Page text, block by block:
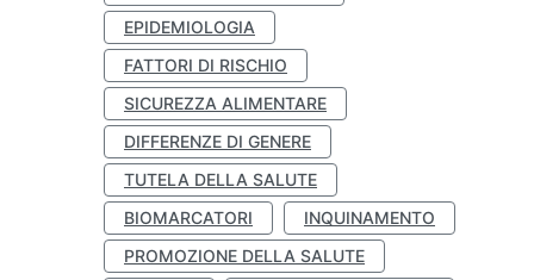
EPIDEMIOLOGIA
FATTORI DI RISCHIO
SICUREZZA ALIMENTARE
DIFFERENZE DI GENERE
TUTELA DELLA SALUTE
BIOMARCATORI
INQUINAMENTO
PROMOZIONE DELLA SALUTE